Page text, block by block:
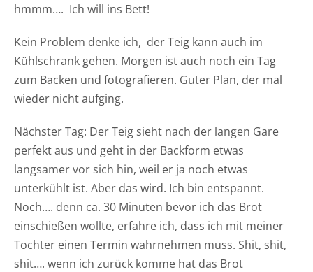
hmmm…. Ich will ins Bett!
Kein Problem denke ich, der Teig kann auch im
Kühlschrank gehen. Morgen ist auch noch ein Tag
zum Backen und fotografieren. Guter Plan, der mal
wieder nicht aufging.
Nächster Tag: Der Teig sieht nach der langen Gare
perfekt aus und geht in der Backform etwas
langsamer vor sich hin, weil er ja noch etwas
unterkühlt ist. Aber das wird. Ich bin entspannt.
Noch…. denn ca. 30 Minuten bevor ich das Brot
einschießen wollte, erfahre ich, dass ich mit meiner
Tochter einen Termin wahrnehmen muss. Shit, shit,
shit…. wenn ich zurück komme hat das Brot